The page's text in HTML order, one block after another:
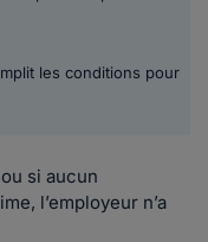
les conditions pour
si aucun
l’employeur n’a